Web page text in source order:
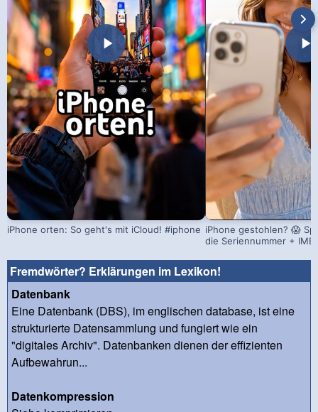
iPhone orten: So geht's mit iCloud! #iphone iPhone gestohlen? 😱
die Seriennummer +
Fremdwörter? Erklärungen im Lexikon!
Datenbank
Eine Datenbank (DBS), im englischen database, ist eine
strukturierte Datensammlung und fungiert wie ein
"digitales Archiv". Datenbanken dienen der effizienten
Aufbewahrun...
Datenkompression